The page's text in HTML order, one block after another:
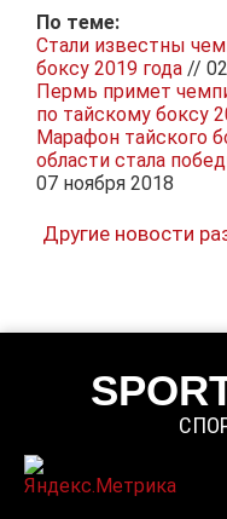
По теме:
Стали известны
боксу 2019 года //
Пермь примет
по тайскому боксу
Марафон тайского
области стала
07 ноября 2018
Другие новости